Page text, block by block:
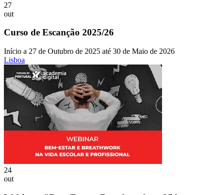
27
out
Curso de Escanção 2025/26
Início a 27 de Outubro de 2025 até 30 de Maio de 2026
Lisboa
24
out